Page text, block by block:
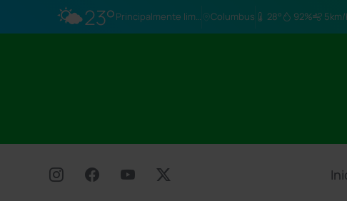
🌤️23° Principalmente limpo Columbus 28° 92%